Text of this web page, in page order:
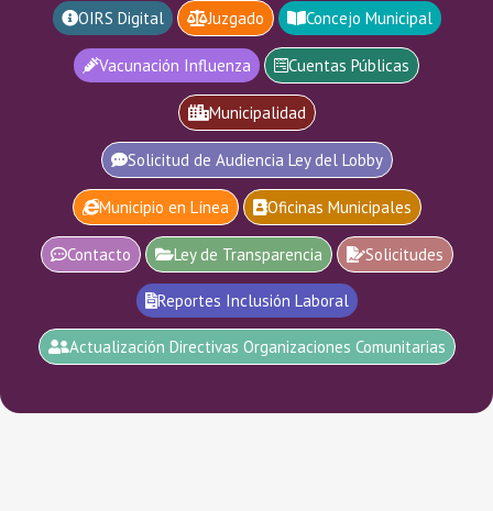
OIRS Digital Juzgado Concejo Municipal
Vacunación Influenza Cuentas Públicas
Municipalidad
Solicitud de Audiencia Ley del Lobby
Municipio en Línea Oficinas Municipales
Contacto Ley de Transparencia Solicitudes
Reportes Inclusión Laboral
Actualización Directivas Organizaciones Comunitarias